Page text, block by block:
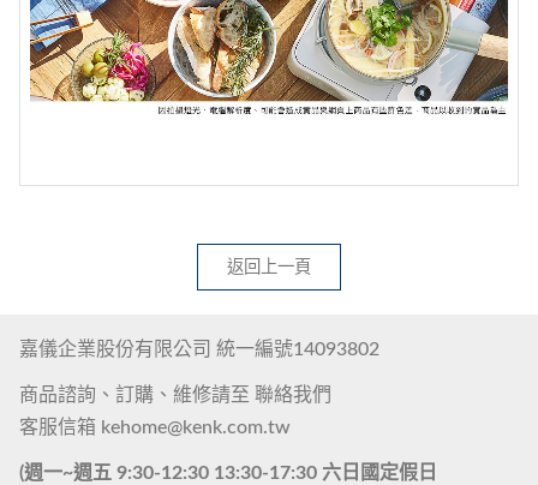
返回上一頁
嘉儀企業股份有限公司 統一編號14093802
商品諮詢、訂購、維修請至 聯絡我們
客服信箱 kehome@kenk.com.tw
(週一~週五 9:30-12:30 13:30-17:30 六日國定假日